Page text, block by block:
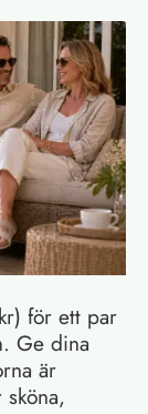
för ett par
Ge dina
är